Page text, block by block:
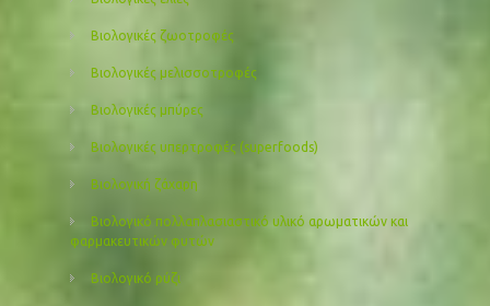
Βιολογικές ζωοτροφές
Βιολογικές μελισσοτροφές
Βιολογικές μπύρες
Βιολογικές υπερτροφές (superfoods)
Βιολογική ζάχαρη
Βιολογικό πολλαπλασιαστικό υλικό αρωματικών και
φαρμακευτικών φυτών
Βιολογικό ρύζι